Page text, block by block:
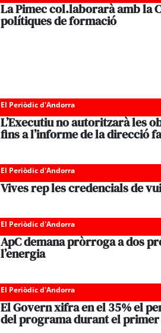
La Pimec col.laborarà amb la
polítiques de formació
El Periòdic d'Andorra
L’Executiu no autoritzarà les
fins a l’informe de la direcció
El Periòdic d'Andorra
Vives rep les credencials de
El Periòdic d'Andorra
ApC demana pròrroga a dos
l’energia
El Periòdic d'Andorra
El Govern xifra en el 35% el
del programa durant el primer